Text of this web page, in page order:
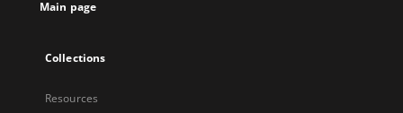
Main page
Collections
Resources